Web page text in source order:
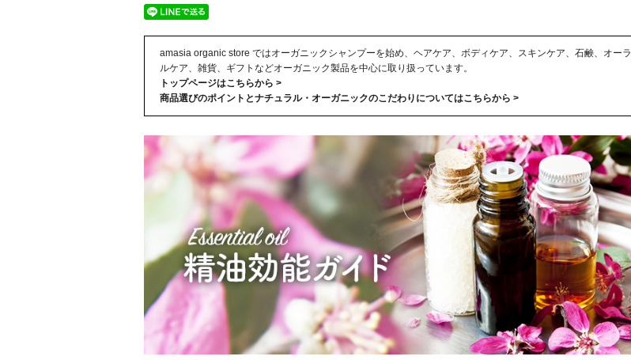
amasia organic store ではオーガニックシャンプーを始め、ヘアケア、ボディケア、スキンケア、石鹸、オーラ
ルケア、雑貨、ギフトなどオーガニック製品を中心に取り扱っています。
トップページはこちらから >
商品選びのポイントとナチュラル・オーガニックのこだわりについてはこちらから >